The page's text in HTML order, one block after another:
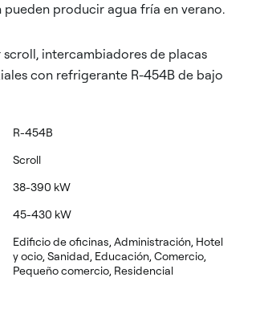
producir agua fría en verano.
intercambiadores de placas
con refrigerante R-454B de bajo
R-454B
Scroll
38-390 kW
45-430 kW
Edificio de oficinas, Administración, Hotel
y ocio, Sanidad, Educación, Comercio,
Pequeño comercio, Residencial